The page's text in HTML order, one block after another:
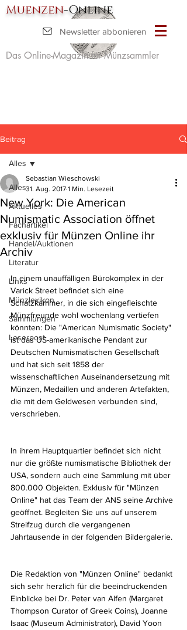
Muenzen-Online
Das Online-Magazin für Münzsammler
Newsletter abbonieren
Beitrag
Alles
Aktuelles
Fachartikel
Handel/Auktionen
Literatur
Links
Münzlexikon
Sammlungen
Leserpost
Alles
New York: Die American
Numismatic Association öffnet
exklusiv für Münzen Online ihr
Archiv
Sebastian Wieschowski
31. Aug. 2017 1 Min. Lesezeit
In einem unauffälligen Bürokomplex in der
Varick Street befindet sich eine
Schatzkammer, in die sich eingefleischte
Münzfreunde wohl wochenlang vertiefen
könnten: Die "American Numismatic Society"
ist das US-amerikanische Pendant zur
Deutschen Numismatischen Gesellschaft
und hat sich seit 1858 der
wissenschaftlichen Auseinandersetzung mit
Münzen, Medaillen und anderen Artefakten,
die mit dem Geldwesen verbunden sind,
verschrieben.
In ihrem Hauptquartier befindet sich nicht
nur die größte numismatische Bibliothek der
USA, sondern auch eine Sammlung mit über
800.000 Objekten. Exklusiv für "Münzen
Online" hat das Team der ANS seine Archive
geöffnet. Begleiten Sie uns auf unserem
Streifzug durch die vergangenen
Jahrtausende in der folgenden Bildergalerie.
Die Redaktion von "Münzen Online" bedankt
sich sehr herzlich für die beeindruckenden
Einblicke bei Dr. Peter van Alfen (Margaret
Thompson Curator of Greek Coins), Joanne
Isaac (Museum Administrator), David Yoon